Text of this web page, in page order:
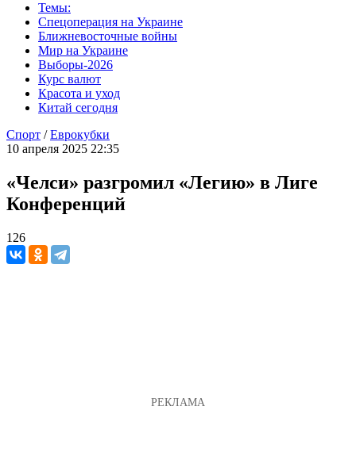
Темы:
Спецоперация на Украине
Ближневосточные войны
Мир на Украине
Выборы-2026
Курс валют
Красота и уход
Китай сегодня
Спорт /Еврокубки
10 апреля 2025 22:35
«Челси» разгромил «Легию» в Лиге
Конференций
126